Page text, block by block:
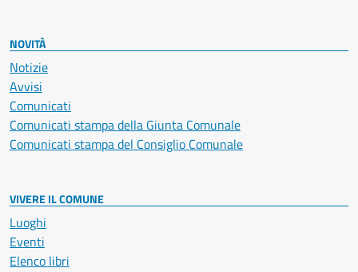
NOVITÀ
Notizie
Avvisi
Comunicati
Comunicati stampa della Giunta Comunale
Comunicati stampa del Consiglio Comunale
VIVERE IL COMUNE
Luoghi
Eventi
Elenco libri